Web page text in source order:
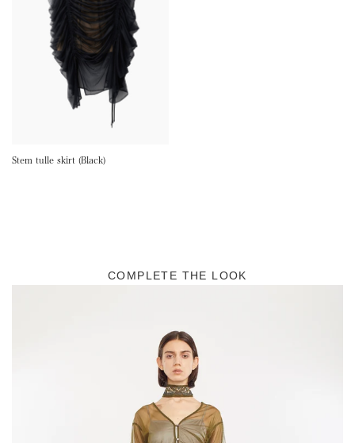
60~108cm
サイズ表記は商品毎によって若干の誤差が生じる場合がございます。予めご了承ください。
サイズや着用イメージでお困りですか？
サイズ交換が可能です
でお気軽にご相談ください
Stem tulle skirt (Black)
COMPLETE THE LOOK